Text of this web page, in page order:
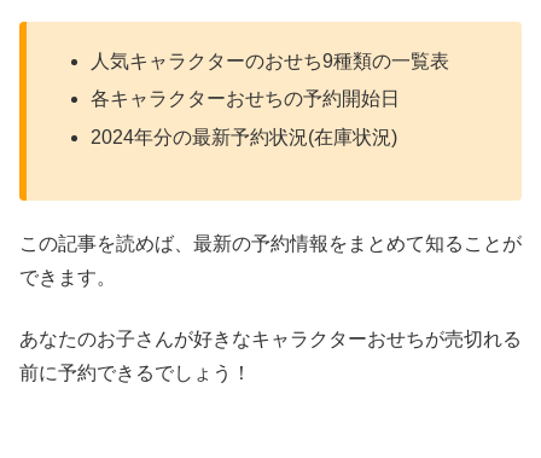
人気キャラクターのおせち9種類の一覧表
各キャラクターおせちの予約開始日
2024年分の最新予約状況(在庫状況)
この記事を読めば、最新の予約情報をまとめて知ることが
できます。
あなたのお子さんが好きなキャラクターおせちが売切れる
前に予約できるでしょう！